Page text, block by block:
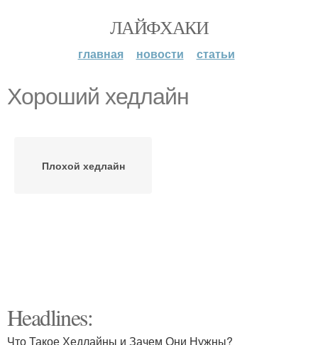
ЛАЙФХАКИ
главная новости статьи
Хороший хедлайн
Плохой хедлайн
Headlines:
Что Такое Хедлайны и Зачем Они Нужны?